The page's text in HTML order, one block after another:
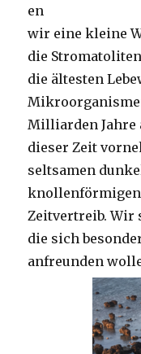
en
wir eine kleine
die
die ältesten
Milliarden Jahre
dieser Zeit
seltsamen
Zeitvertreib. Wir
die sich
anfreunden